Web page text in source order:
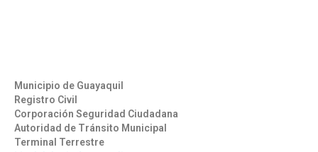
Municipio de Guayaquil
Registro Civil
Corporación Seguridad Ciudadana
Autoridad de Tránsito Municipal
Terminal Terrestre